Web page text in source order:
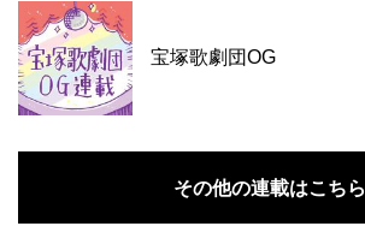
宝塚歌劇団OG
その他の連載はこちら